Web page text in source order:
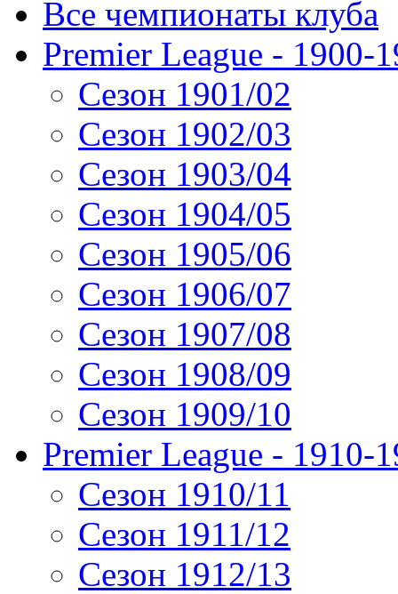
Все чемпионаты клуба
Premier League - 1900-
Сезон 1901/02
Сезон 1902/03
Сезон 1903/04
Сезон 1904/05
Сезон 1905/06
Сезон 1906/07
Сезон 1907/08
Сезон 1908/09
Сезон 1909/10
Premier League - 1910-
Сезон 1910/11
Сезон 1911/12
Сезон 1912/13